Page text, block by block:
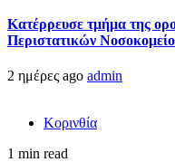
Kατέρρευσε τμήμα της
Περιστατικών
2 ημέρες ago admin
Κορινθία
1 min read